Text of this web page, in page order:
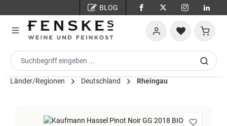
BLOG
Länder/Regionen Deutschland Rheingau